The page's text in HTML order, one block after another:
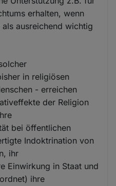
erhalten, wenn
ausreichend wichtig
in religiösen
- erreichen
der Religion
bei öffentlichen
Indoktrination von
ihr
Einwirkung in Staat und
ihre